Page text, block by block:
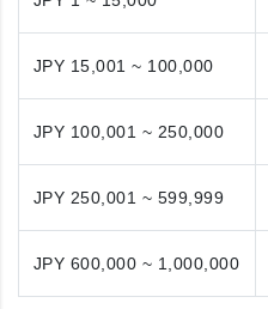
JPY 15,001 ~ 100,000
JPY 100,001 ~ 250,000
JPY 250,001 ~ 599,999
JPY 600,000 ~ 1,000,000